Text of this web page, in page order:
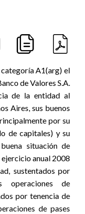
A1(arg) el
de Valores S.A.
de la entidad al
Aires, sus buenos
por su
de capitales) y su
situación de
anual 2008
sustentados por
operaciones de
por tenencia de
de pases